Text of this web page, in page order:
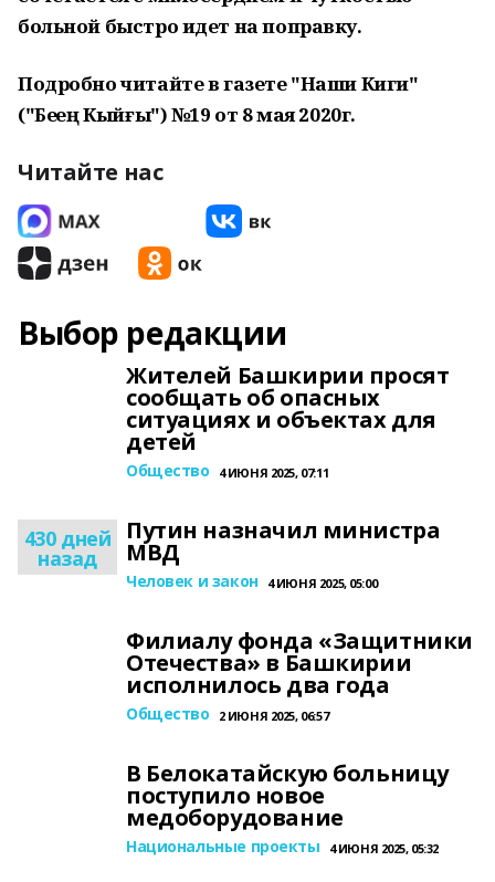
больной быстро идет на поправку.
Подробно читайте в газете "Наши Киги"
("Беҙҙең Кыйғы") №19 от 8 мая 2020г.
Читайте нас
Выбор редакции
Жителей Башкирии просят
сообщать об опасных
ситуациях и объектах для
детей
Общество 4 ИЮНЯ 2025, 07:11
430 дней
назад
Путин назначил министра
МВД
Человек и закон 4 ИЮНЯ 2025, 05:00
Филиалу фонда «Защитники
Отечества» в Башкирии
исполнилось два года
Общество 2 ИЮНЯ 2025, 06:57
В Белокатайскую больницу
поступило новое
медоборудование
Национальные проекты 4 ИЮНЯ 2025, 05:32